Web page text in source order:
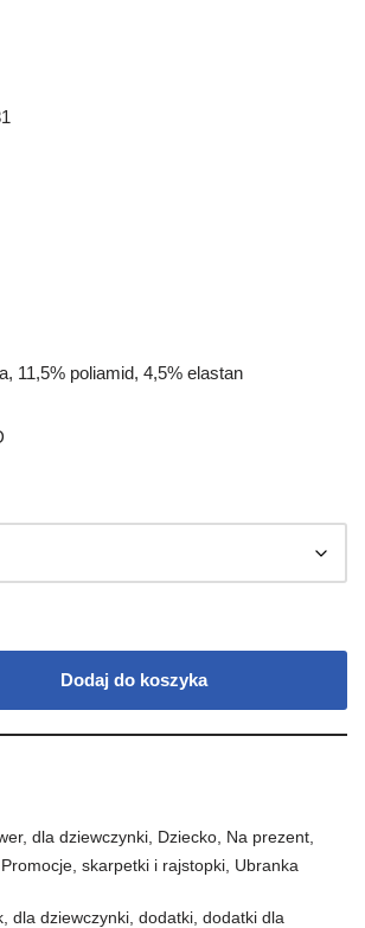
11,5% poliamid, 4,5% elastan
Dodaj do koszyka
, dla dziewczynki Dziecko Na prezent
Promocje skarpetki i rajstopki Ubranka
dla dziewczynki dodatki dodatki dla